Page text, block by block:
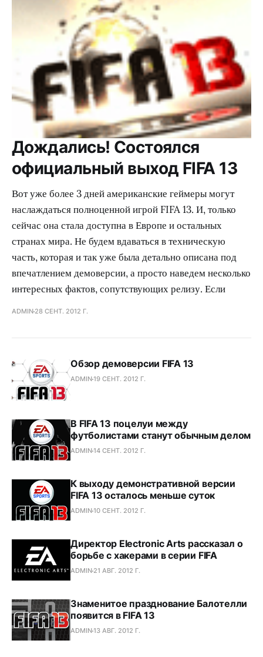
Дождались! Состоялся
официальный выход FIFA 13
Вот уже более 3 дней американские геймеры могут
наслаждаться полноценной игрой FIFA 13. И, только
сейчас она стала доступна в Европе и остальных
странах мира. Не будем вдаваться в техническую
часть, которая и так уже была детально описана под
впечатлением демоверсии, а просто наведем несколько
интересных фактов, сопутствующих релизу. Если
ADMIN 28 СЕНТ. 2012 Г.
Обзор демоверсии FIFA 13
ADMIN19 СЕНТ. 2012 Г.
В FIFA 13 поцелуи между
футболистами станут обычным делом
ADMIN14 СЕНТ. 2012 Г.
К выходу демонстративной версии
FIFA 13 осталось меньше суток
ADMIN10 СЕНТ. 2012 Г.
Директор Electronic Arts рассказал о
борьбе с хакерами в серии FIFA
ADMIN 21 АВГ. 2012 Г.
Знаменитое празднование Балотелли
появится в FIFA 13
ADMIN13 АВГ. 2012 Г.